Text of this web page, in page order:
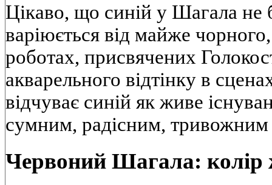
Цікаво, що синій у Шагала не
варіюється від майже
роботах, присвячених
акварельного відтінку в
відчуває синій як живе
сумним, радісним, тривожним
Червоний Шагала: колір